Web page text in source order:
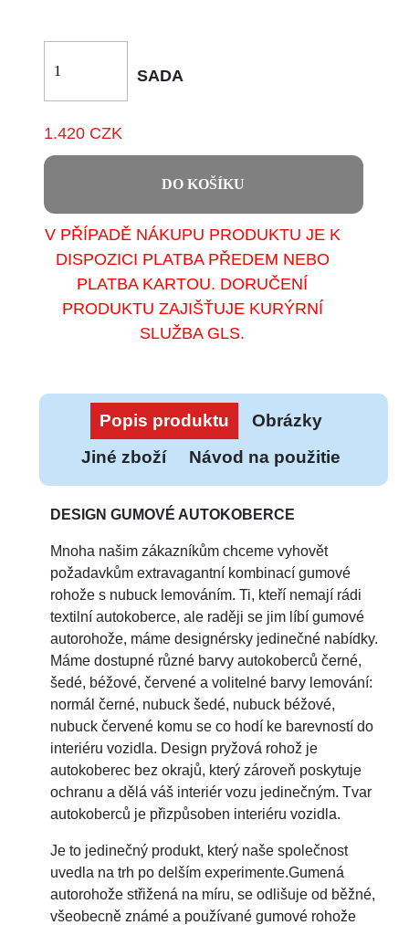
SADA
1.420 CZK
DO KOŠÍKU
V PŘÍPADĚ NÁKUPU PRODUKTU JE K
DISPOZICI PLATBA PŘEDEM NEBO
PLATBA KARTOU. DORUČENÍ
PRODUKTU ZAJIŠŤUJE KURÝRNÍ
SLUŽBA GLS.
Popis produktu
Obrázky
Jiné zboží
Návod na použitie
DESIGN GUMOVÉ AUTOKOBERCE
Mnoha našim zákazníkům chceme vyhovět
požadavkům extravagantní kombinací gumové
rohože s nubuck lemováním. Ti, kteří nemají rádi
textilní autokoberce, ale raději se jim líbí gumové
autorohože, máme designérsky jedinečné nabídky.
Máme dostupné různé barvy autokoberců černé,
šedé, béžové, červené a volitelné barvy lemování:
normál černé, nubuck šedé, nubuck béžové,
nubuck červené komu se co hodí ke barevností do
interiéru vozidla. Design pryžová rohož je
autokoberec bez okrajů, který zároveň poskytuje
ochranu a dělá váš interiér vozu jedinečným. Tvar
autokoberců je přizpůsoben interiéru vozidla.
Je to jedinečný produkt, který naše společnost
uvedla na trh po delším experimente.Gumená
autorohože střižená na míru, se odlišuje od běžné,
všeobecně známé a používané gumové rohože